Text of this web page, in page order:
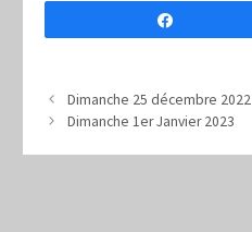
Dimanche 25 décembre 2022
Dimanche 1er Janvier 2023